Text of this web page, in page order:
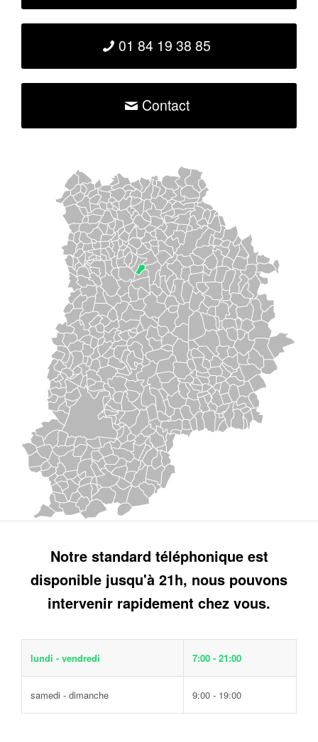
01 84 19 38 85
Contact
Notre standard téléphonique est
disponible jusqu'à 21h, nous pouvons
intervenir rapidement chez vous.
lundi - vendredi 7:00 - 21:00
samedi - dimanche 9:00 - 19:00